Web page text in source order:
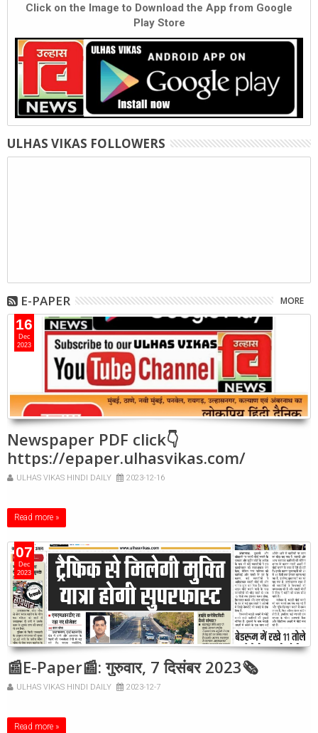
Click on the Image to Download the App from Google
Play Store
ULHAS VIKAS FOLLOWERS
E-PAPER MORE
16
Dec
2023
Newspaper PDF click👇
https://epaper.ulhasvikas.com/
ULHAS VIKAS HINDI DAILY 2023-12-16
Read more »
07
Dec
2023
📰E-Paper📰: गुरुवार, 7 दिसंबर 2023🗞
ULHAS VIKAS HINDI DAILY 2023-12-7
Read more »